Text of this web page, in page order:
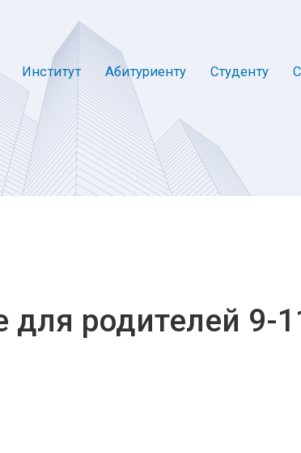
Институт Абитуриенту Студенту
для родителей 9-